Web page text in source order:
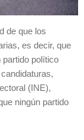
de que los
es decir, que
partido político
(INE),
ningún partido